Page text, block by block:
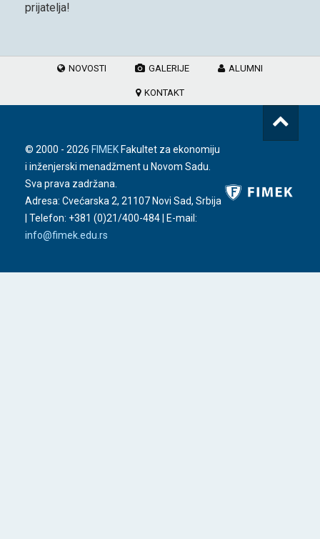
prijatelja!
NOVOSTI GALERIJE ALUMNI
KONTAKT
© 2000 - 2026 FIMEK Fakultet za ekonomiju
i inženjerski menadžment u Novom Sadu.
Sva prava zadržana.
Adresa: Cvećarska 2, 21107 Novi Sad, Srbija
| Telefon: +381 (0)21/400-484 | E-mail:
info@fimek.edu.rs